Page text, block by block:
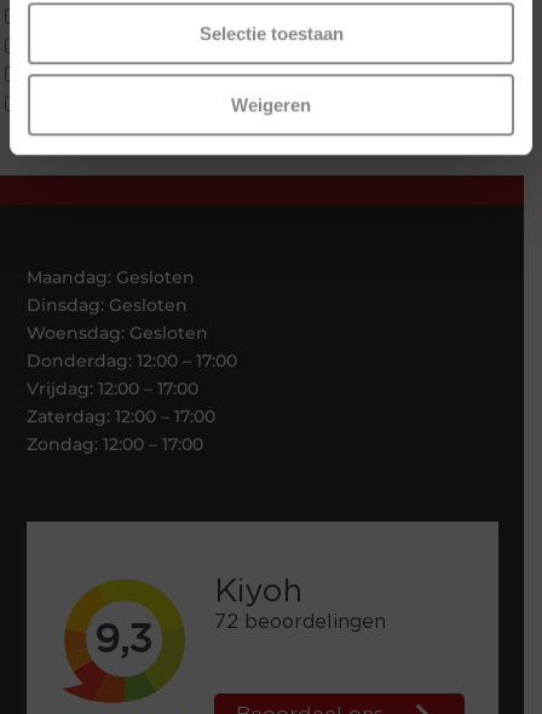
Selectie toestaan
Weigeren
Tweepersoons 1 kern product
Tweepersoons 2 kernen
Webshop Only Collectie
Maandag: Gesloten
Dinsdag: Gesloten
Woensdag: Gesloten
Donderdag: 12:00 – 17:00
Vrijdag: 12:00 – 17:00
Zaterdag: 12:00 – 17:00
Zondag: 12:00 – 17:00